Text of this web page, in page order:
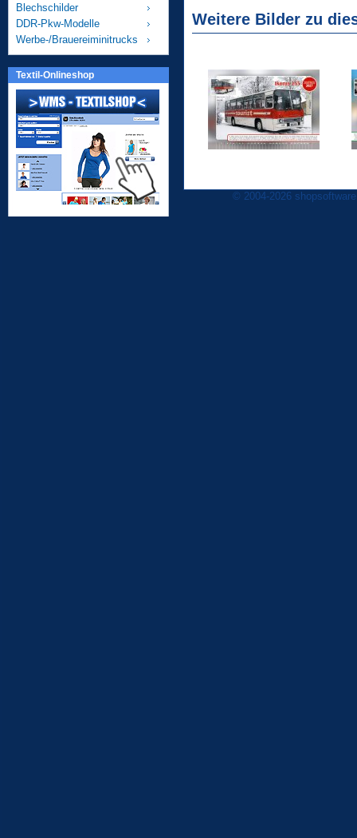
Blechschilder
DDR-Pkw-Modelle
Werbe-/Brauereiminitrucks
Textil-Onlineshop
Weitere Bilder zu
© 2004-2026